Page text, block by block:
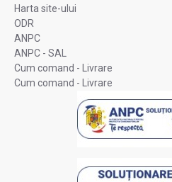
Harta site-ului
ODR
ANPC
ANPC - SAL
Cum comand - Livrare
Cum comand - Livrare